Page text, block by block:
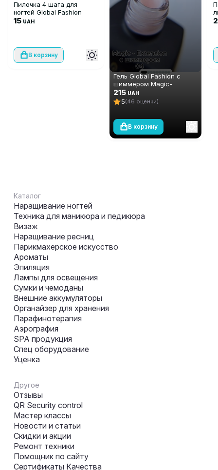
Пилочка 4 шага для
ногтей Global Fashion
сине-зелёная
15 UAH
В корзину
Гель Global Fashion с
шиммером Magic-
Extension беж, 12 мл № 4
215 UAH
5(46 оценки)
В корзину
Каталог
Наращивание ногтей
Техника для маникюра и педикюра
Визаж
Наращивание ресниц
Парикмахерское искусство
Ароматы
Эпиляция
Лампы для освещения
Сумки и чемоданы
Внешние аккумуляторы
Органайзер для хранения
Парафинотерапия
Аэрография
SPA продукция
Спец оборудование
Уценка
Другое
Отзывы
QR Security control
Мастер классы
Новости и статьи
Скидки и акции
Ремонт техники
Помощник по сайту
Сертификаты Качества